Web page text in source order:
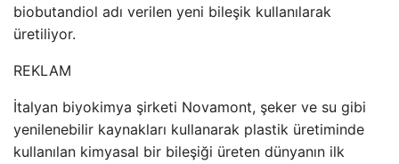
biobutandiol adı verilen yeni bileşik kullanılarak
üretiliyor.
REKLAM
İtalyan biyokimya şirketi Novamont, şeker ve su gibi
yenilenebilir kaynakları kullanarak plastik üretiminde
kullanılan kimyasal bir bileşiği üreten dünyanın ilk